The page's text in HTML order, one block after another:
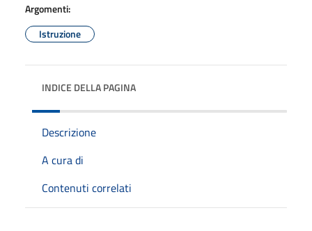
Argomenti:
Istruzione
INDICE DELLA PAGINA
Descrizione
A cura di
Contenuti correlati